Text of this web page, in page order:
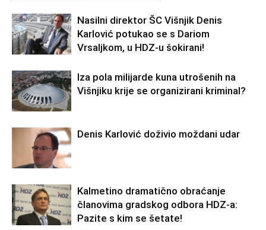
Nasilni direktor ŠC Višnjik Denis
Karlović potukao se s Dariom
Vrsaljkom, u HDZ-u šokirani!
Iza pola milijarde kuna utrošenih na
Višnjiku krije se organizirani kriminal?
Denis Karlović doživio moždani udar
Kalmetino dramatično obraćanje
članovima gradskog odbora HDZ-a:
Pazite s kim se šetate!